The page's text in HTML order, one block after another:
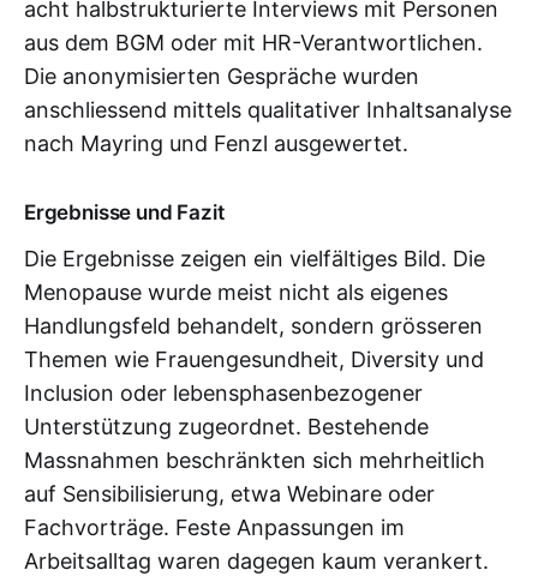
acht halbstrukturierte Interviews mit Personen
aus dem BGM oder mit HR-Verantwortlichen.
Die anonymisierten Gespräche wurden
anschliessend mittels qualitativer Inhaltsanalyse
nach Mayring und Fenzl ausgewertet.
Ergebnisse und Fazit
Die Ergebnisse zeigen ein vielfältiges Bild. Die
Menopause wurde meist nicht als eigenes
Handlungsfeld behandelt, sondern grösseren
Themen wie Frauengesundheit, Diversity und
Inclusion oder lebensphasenbezogener
Unterstützung zugeordnet. Bestehende
Massnahmen beschränkten sich mehrheitlich
auf Sensibilisierung, etwa Webinare oder
Fachvorträge. Feste Anpassungen im
Arbeitsalltag waren dagegen kaum verankert.